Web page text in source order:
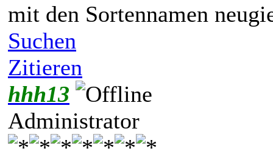
mit den Sortennamen
Suchen
Zitieren
hhh13
Administrator